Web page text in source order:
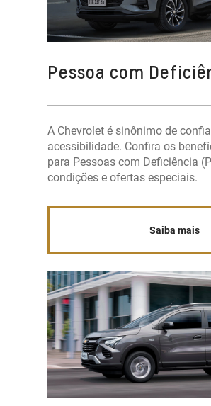
Pessoa com
A Chevrolet é sinônimo de
acessibilidade. Confira os
para Pessoas com Deficiência
condições e ofertas especiais.
Saiba mais